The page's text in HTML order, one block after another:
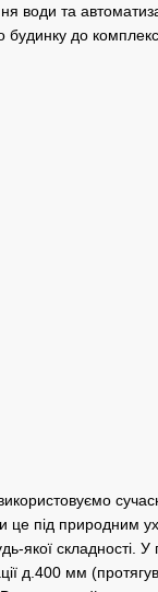
води та
будинку до
це під природним
якої складності.
д.400 мм